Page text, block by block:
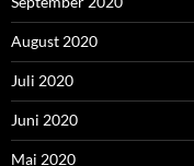
August 2020
Juli 2020
Juni 2020
Mai 2020